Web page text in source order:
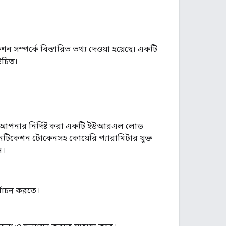
সম্পর্কে বিস্তারিত তথ্য দেওয়া হয়েছে। একটি
আপনার নির্দিষ্ট করা একটি ইউআরএল লোড
টোকেনসহ কোয়েরি প্যারামিটার যুক্ত
করতে।